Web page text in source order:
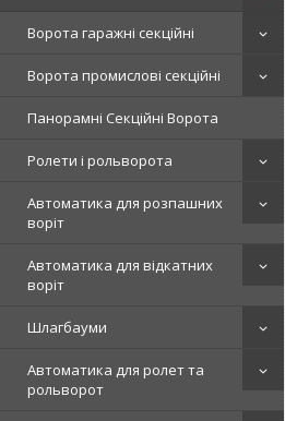
Ворота гаражні секційні
Ворота промислові секційні
Панорамні Секційні Ворота
Ролети і рольворота
Автоматика для розпашних
воріт
Автоматика для відкатних
воріт
Шлагбауми
Автоматика для ролет та
рольворот